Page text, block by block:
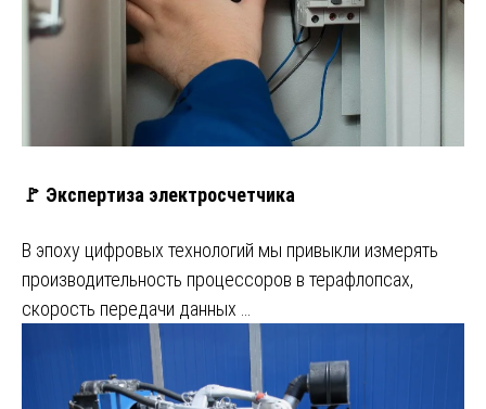
🚩 Экспертиза электросчетчика
В эпоху цифровых технологий мы привыкли измерять
производительность процессоров в терафлопсах,
скорость передачи данных …